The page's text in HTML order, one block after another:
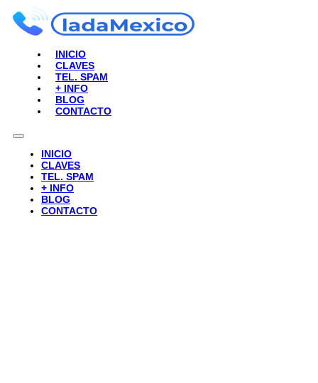
INICIO
CLAVES
TEL. SPAM
+ INFO
BLOG
CONTACTO
INICIO
CLAVES
TEL. SPAM
+ INFO
BLOG
CONTACTO